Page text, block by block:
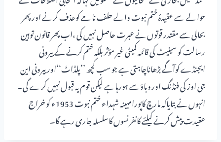
حوالے سے عقیدۂ ختم نبوت والے حلف نامے کوحذف کرنے اورپھر
بحالی سے مقتدر قوتوں نے عبرت حاصل نہیں کی ،اب پھر قانون توہین
رسالت کو سینیٹ کی قائمہ کمیٹی غیر مؤثر بلکہ ختم کرنے کے بیرونی
ایجنڈے کوآگے بڑھاناچاہتی ہے جو سب کچھ ’’پلڈاٹ‘‘اور بیرونی این
جی اوز کی فنڈنگ اور دباؤسے ہورہاہے لیکن قوم یہ قبول نہیں کرے گی۔
انہوں نے بتایاکہ مارچ کاپورامہینہ شہداء ختم نبوت 1953ء کو خراج
عقیدت پیش کرنے کیلئے کانفرنسوں کاسلسلہ جاری رہے گا۔